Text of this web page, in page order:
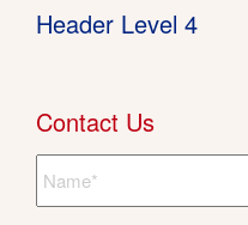
Header Level 4
Contact Us